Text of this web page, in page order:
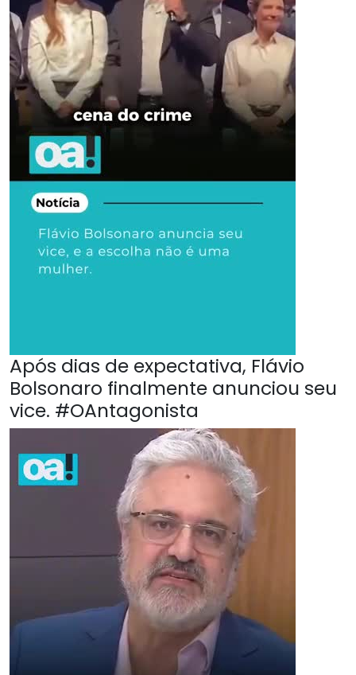
Após dias de expectativa, Flávio
Bolsonaro finalmente anunciou seu
vice. #OAntagonista